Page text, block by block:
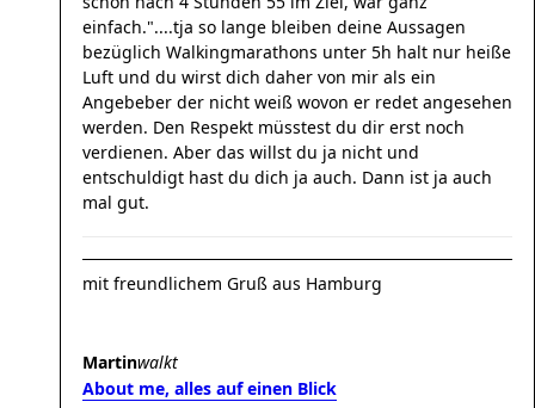
einfach."....tja so lange bleiben deine Aussagen
bezüglich Walkingmarathons unter 5h halt nur heiße
Luft und du wirst dich daher von mir als ein
Angebeber der nicht weiß wovon er redet angesehen
werden. Den Respekt müsstest du dir erst noch
verdienen. Aber das willst du ja nicht und
entschuldigt hast du dich ja auch. Dann ist ja auch
mal gut.
mit freundlichem Gruß aus Hamburg
Martinwalkt
About me, alles auf einen Blick